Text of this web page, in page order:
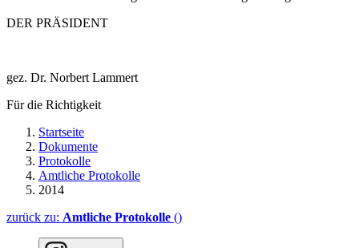
DER PRÄSIDENT
gez. Dr. Norbert Lammert
Für die Richtigkeit
Startseite
Dokumente
Protokolle
Amtliche Protokolle
2014
zurück zu: Amtliche Protokolle ()